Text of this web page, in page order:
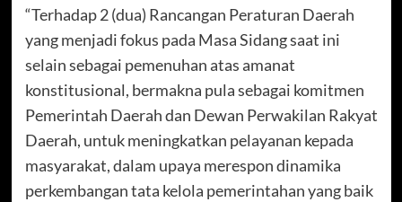
“Terhadap 2 (dua) Rancangan Peraturan Daerah
yang menjadi fokus pada Masa Sidang saat ini
selain sebagai pemenuhan atas amanat
konstitusional, bermakna pula sebagai komitmen
Pemerintah Daerah dan Dewan Perwakilan Rakyat
Daerah, untuk meningkatkan pelayanan kepada
masyarakat, dalam upaya merespon dinamika
perkembangan tata kelola pemerintahan yang baik